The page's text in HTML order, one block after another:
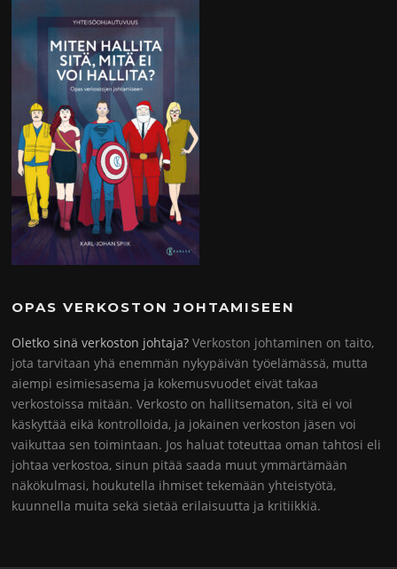
OPAS VERKOSTON JOHTAMISEEN
Oletko sinä verkoston johtaja? Verkoston johtaminen on taito,
jota tarvitaan yhä enemmän nykypäivän työelämässä, mutta
aiempi esimiesasema ja kokemusvuodet eivät takaa
verkostoissa mitään. Verkosto on hallitsematon, sitä ei voi
käskyttää eikä kontrolloida, ja jokainen verkoston jäsen voi
vaikuttaa sen toimintaan. Jos haluat toteuttaa oman tahtosi eli
johtaa verkostoa, sinun pitää saada muut ymmärtämään
näkökulmasi, houkutella ihmiset tekemään yhteistyötä,
kuunnella muita sekä sietää erilaisuutta ja kritiikkiä.